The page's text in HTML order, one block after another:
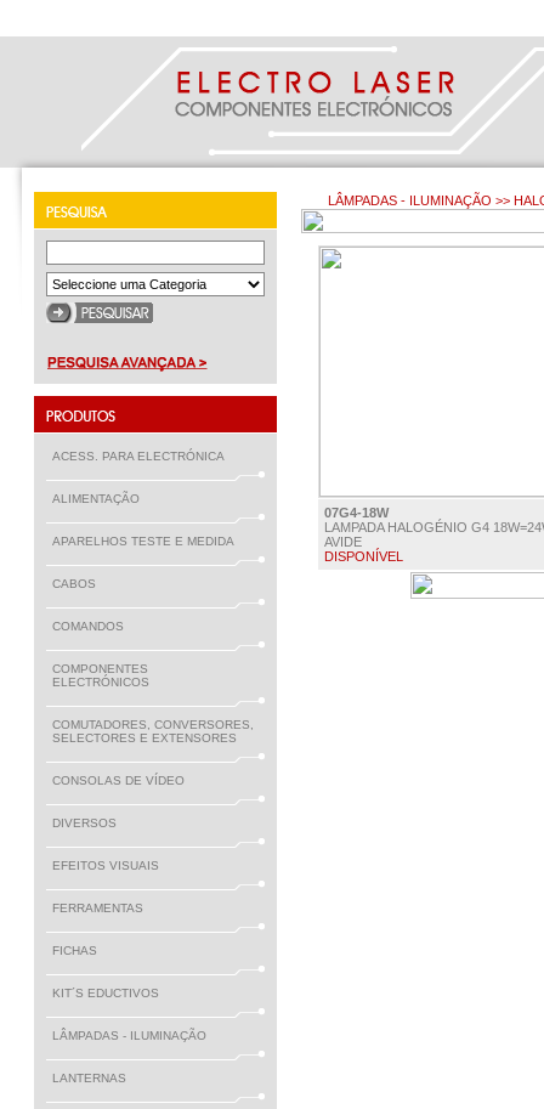
ACESS. PARA ELECTRÓNICA
ALIMENTAÇÃO
APARELHOS TESTE E MEDIDA
CABOS
COMANDOS
COMPONENTES
ELECTRÓNICOS
COMUTADORES, CONVERSORES,
SELECTORES E EXTENSORES
CONSOLAS DE VÍDEO
DIVERSOS
EFEITOS VISUAIS
FERRAMENTAS
FICHAS
KIT´S EDUCTIVOS
LÂMPADAS - ILUMINAÇÃO
LANTERNAS
LÂMPADAS - ILUMINAÇÃO >>
07G4-18W
LAMPADA HALOGÉNIO G4
AVIDE
DISPONÍVEL